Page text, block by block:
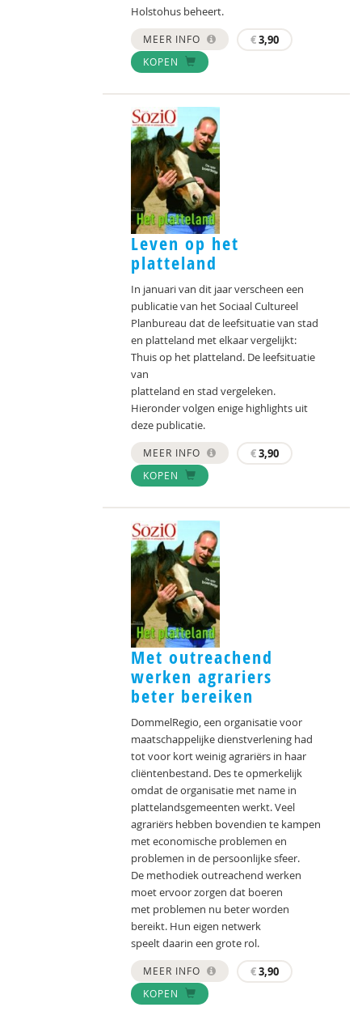
Holstohus beheert.
MEER INFO €3,90
KOPEN
Leven op het
platteland
In januari van dit jaar verscheen een
publicatie van het Sociaal Cultureel
Planbureau dat de leefsituatie van stad
en platteland met elkaar vergelijkt:
Thuis op het platteland. De leefsituatie
van
platteland en stad vergeleken.
Hieronder volgen enige highlights uit
deze publicatie.
MEER INFO €3,90
KOPEN
Met outreachend
werken agrariers
beter bereiken
DommelRegio, een organisatie voor
maatschappelijke dienstverlening had
tot voor kort weinig agrariërs in haar
cliëntenbestand. Des te opmerkelijk
omdat de organisatie met name in
plattelandsgemeenten werkt. Veel
agrariërs hebben bovendien te kampen
met economische problemen en
problemen in de persoonlijke sfeer.
De methodiek outreachend werken
moet ervoor zorgen dat boeren
met problemen nu beter worden
bereikt. Hun eigen netwerk
speelt daarin een grote rol.
MEER INFO €3,90
KOPEN